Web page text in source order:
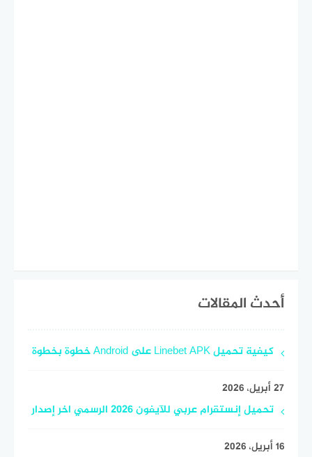
أحدث المقالات
كيفية تحميل Linebet APK على Android خطوة بخطوة
27 أبريل، 2026
تحميل إنستقرام عربي للآيفون 2026 الرسمي اخر إصدار
16 أبريل، 2026